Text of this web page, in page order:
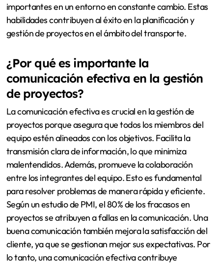
importantes en un entorno en constante cambio. Estas
habilidades contribuyen al éxito en la planificación y
gestión de proyectos en el ámbito del transporte.
¿Por qué es importante la
comunicación efectiva en la gestión
de proyectos?
La comunicación efectiva es crucial en la gestión de
proyectos porque asegura que todos los miembros del
equipo estén alineados con los objetivos. Facilita la
transmisión clara de información, lo que minimiza
malentendidos. Además, promueve la colaboración
entre los integrantes del equipo. Esto es fundamental
para resolver problemas de manera rápida y eficiente.
Según un estudio de PMI, el 80% de los fracasos en
proyectos se atribuyen a fallas en la comunicación. Una
buena comunicación también mejora la satisfacción del
cliente, ya que se gestionan mejor sus expectativas. Por
lo tanto, una comunicación efectiva contribuye